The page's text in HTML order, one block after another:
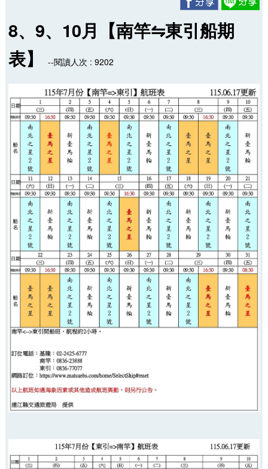
8、9、10月【南竿⇋東引船期
表】
--閱讀人次 : 9202